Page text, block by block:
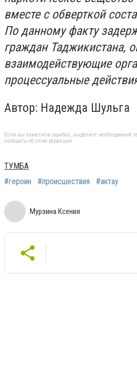
вместе с обверткой
По данному факту
граждан Таджикистана,
взаимодействующие
процессуальные
Автор: Надежда Шульга
Если вы заметили ошибку, выделите необходимый
сообщить об этом редакции
ТУМБА
#героин
#происшествия #актау
Мурзина Ксения